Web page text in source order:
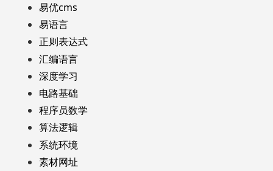
易优cms
易语言
正则表达式
汇编语言
深度学习
电路基础
程序员数学
算法逻辑
系统环境
素材网址